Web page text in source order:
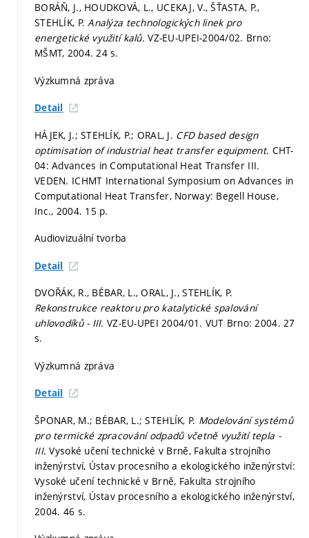
BORÁŇ, J., HOUDKOVÁ, L., UCEKAJ, V., ŠŤASTA, P.,
STEHLÍK, P.Analýza technologických linek pro
energetické využití kalů.VZ-EU-UPEI-2004/02. Brno:
MŠMT, 2004. 24 s.
Výzkumná zpráva
Detail
HÁJEK, J.; STEHLÍK, P.; ORAL, J. CFD based design
optimisation of industrial heat transfer equipment. CHT-
04: Advances in Computational Heat Transfer III.
VEDEN. ICHMT International Symposium on Advances in
Computational Heat Transfer, Norway: Begell House,
Inc., 2004. 15 p.
Audiovizuální tvorba
Detail
DVOŘÁK, R., BÉBAR, L., ORAL, J., STEHLÍK, P.
Rekonstrukce reaktoru pro katalytické spalování
uhlovodíků - III.VZ-EU-UPEI 2004/01. VUT Brno: 2004. 27
s.
Výzkumná zpráva
Detail
ŠPONAR, M.; BÉBAR, L.; STEHLÍK, P. Modelování systémů
pro termické zpracování odpadů včetně využití tepla -
III.Vysoké učení technické v Brně, Fakulta strojního
inženýrství, Ústav procesního a ekologického inženýrství:
Vysoké učení technické v Brně, Fakulta strojního
inženýrství, Ústav procesního a ekologického inženýrství,
2004. 46 s.